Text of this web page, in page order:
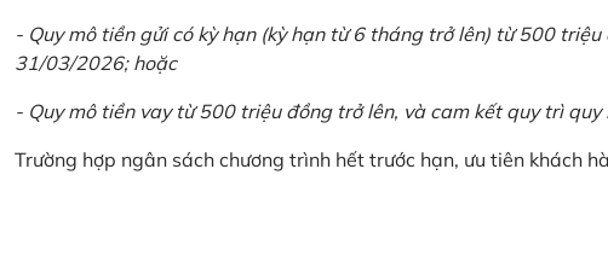
- Quy mô tiền gửi có kỳ hạn (kỳ hạn từ 6 tháng trở lên) từ 500
31/03/2026; hoặc
- Quy mô tiền vay từ 500 triệu đồng trở lên, và cam kết quy trì
Trường hợp ngân sách chương trình hết trước hạn, ưu tiên khách